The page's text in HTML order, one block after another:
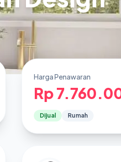
Harga Penawaran
Rp
Dijual Rumah